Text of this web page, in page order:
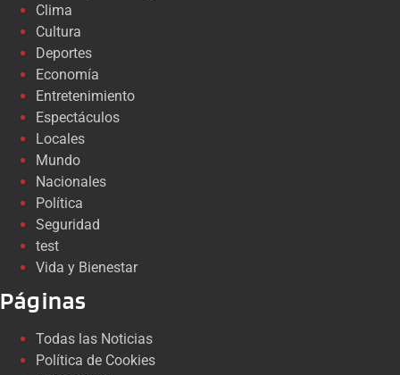
Clima
Cultura
Deportes
Economía
Entretenimiento
Espectáculos
Locales
Mundo
Nacionales
Política
Seguridad
test
Vida y Bienestar
Páginas
Todas las Noticias
Política de Cookies